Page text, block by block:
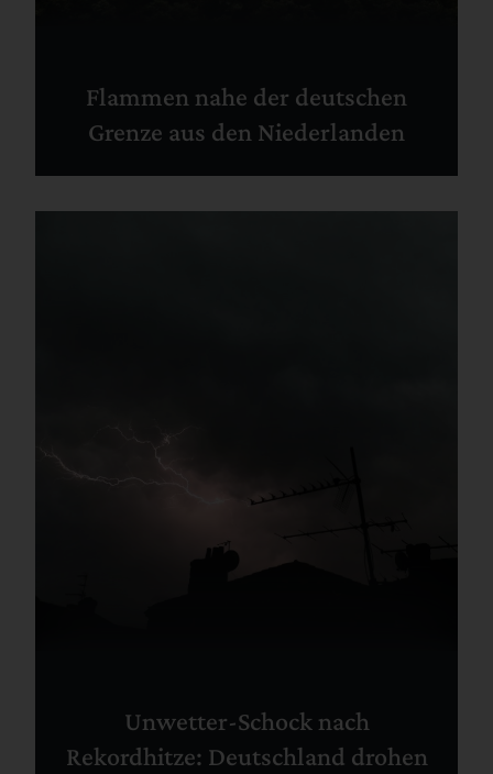
Flammen nahe der deutschen
Grenze aus den Niederlanden
Unwetter-Schock nach
Rekordhitze: Deutschland drohen